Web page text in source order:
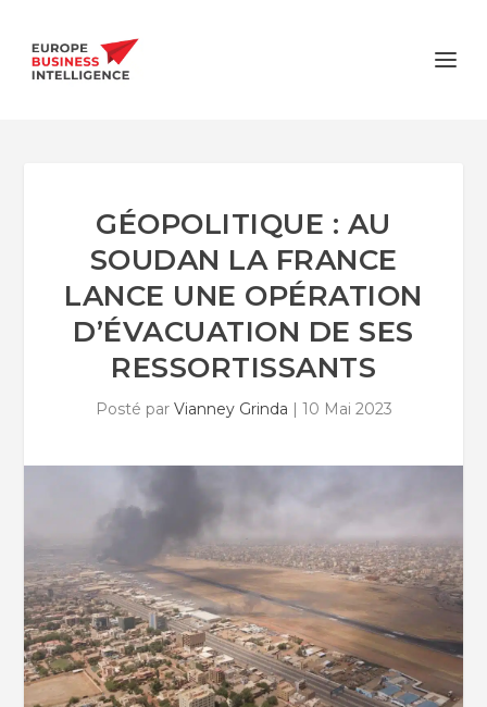
GÉOPOLITIQUE : AU
SOUDAN LA FRANCE
LANCE UNE OPÉRATION
D’ÉVACUATION DE SES
RESSORTISSANTS
Posté par Vianney Grinda | 10 Mai 2023